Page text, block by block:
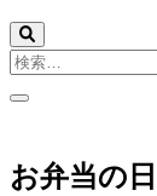
検
お弁当の日